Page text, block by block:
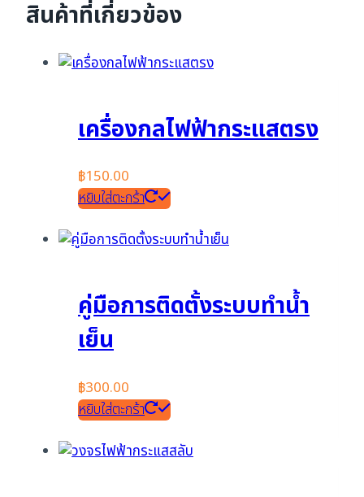
สินค้าที่เกี่ยวข้อง
เครื่องกลไฟฟ้ากระแสตรง
฿150.00
หยิบใส่ตะกร้า
คู่มือการติดตั้งระบบทำน้ำ
เย็น
฿300.00
หยิบใส่ตะกร้า